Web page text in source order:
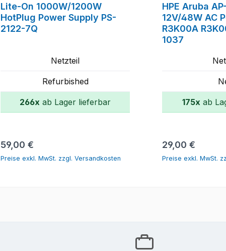
Lite-On 1000W/1200W
HotPlug Power Supply PS-
2122-7Q
Netzteil
Refurbished
266x ab Lager lieferbar
Regulärer Preis:
59,00 €
Preise exkl. MwSt. zzgl. Versandkosten
HPE Aruba
12V/48W AC
R3K00A
1037
175x ab
Regulärer Preis:
29,00 €
Preise exkl. MwSt.